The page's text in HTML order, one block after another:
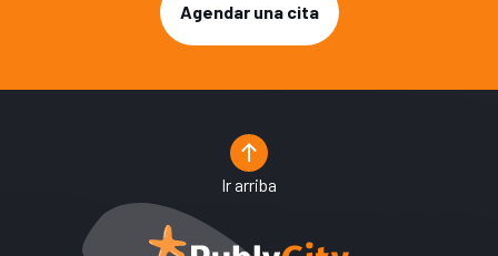
Agendar una cita
Ir arriba